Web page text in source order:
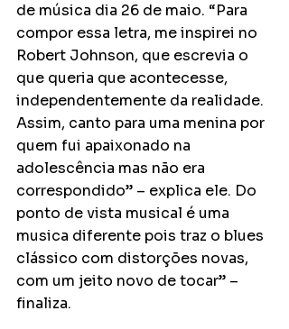
de música dia 26 de maio. “Para
compor essa letra, me inspirei no
Robert Johnson, que escrevia o
que queria que acontecesse,
independentemente da realidade.
Assim, canto para uma menina por
quem fui apaixonado na
adolescência mas não era
correspondido” – explica ele. Do
ponto de vista musical é uma
musica diferente pois traz o blues
clássico com distorções novas,
com um jeito novo de tocar” –
finaliza.